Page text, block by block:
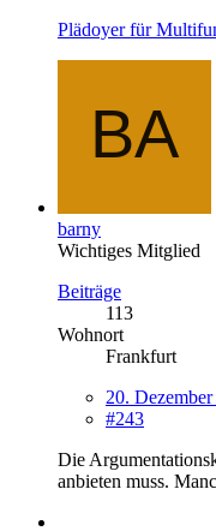
Plädoyer für
barny
Wichtiges Mitglied
Beiträge
113
Wohnort
Frankfurt
20.
#243
Die
anbieten muss.